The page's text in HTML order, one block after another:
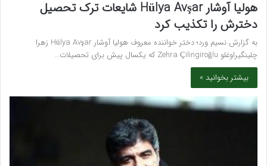
هولیا آوشار Hülya Avşar شایعات ترک تحصیل
دخترش را تکذیب کرد
به گزارش نسیم ورد؛ دختر خواننده معروف هولیا آوشار Hülya Avşar زهرا
چلینگیراوغلو Zehra Çilingiroğlu که یکسال پیش برای تحصیلات…
بیشتر بخوانید »